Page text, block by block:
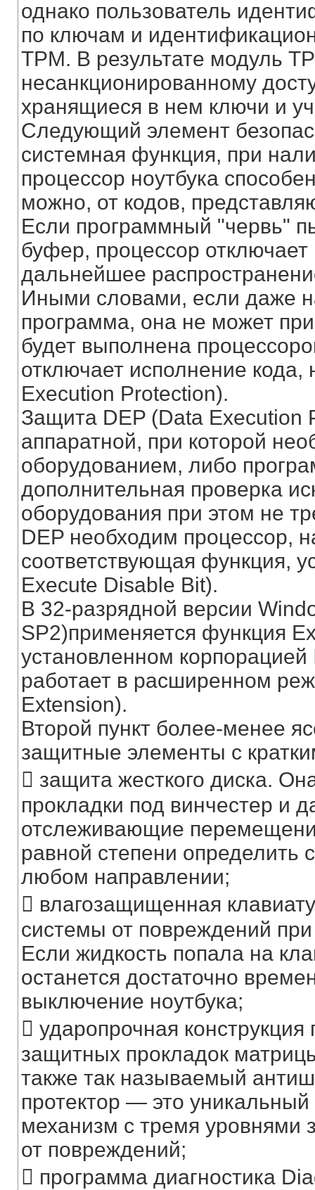
однако пользователь
по ключам и
TPM. В результате модуль
несанкционированному
хранящиеся в нем ключи и
Следующий элемент
системная функция, при
процессор ноутбука
можно, от кодов,
Если программный "червь"
буфер, процессор
дальнейшее
Иными словами, если даже
программа, она не может
будет выполнена
отключает исполнение кода,
Execution Protection).
Защита DEP (Data Execution
аппаратной, при которой
оборудованием, либо
дополнительная проверка
оборудования при этом не
DEP необходим процессор,
соответствующая функция,
Execute Disable Bit).
В 32-разрядной версии
SP2)применяется функция
установленном корпорацией
работает в расширенном
Extension).
Второй пункт более-менее
защитные элементы с
 защита жесткого диска.
прокладки под винчестер и
отслеживающие
равной степени определить
любом направлении;
 влагозащищенная
системы от повреждений
Если жидкость попала на
останется достаточно
выключение ноутбука;
 ударопрочная
защитных прокладок
также так называемый
протектор — это
механизм с тремя уровнями
от повреждений;
 программа диагностика